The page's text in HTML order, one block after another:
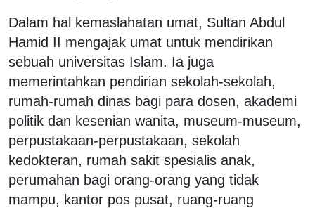
Dalam hal kemaslahatan umat, Sultan Abdul
Hamid II mengajak umat untuk mendirikan
sebuah universitas Islam. Ia juga
memerintahkan pendirian sekolah-sekolah,
rumah-rumah dinas bagi para dosen, akademi
politik dan kesenian wanita, museum-museum,
perpustakaan-perpustakaan, sekolah
kedokteran, rumah sakit spesialis anak,
perumahan bagi orang-orang yang tidak
mampu, kantor pos pusat, ruang-ruang